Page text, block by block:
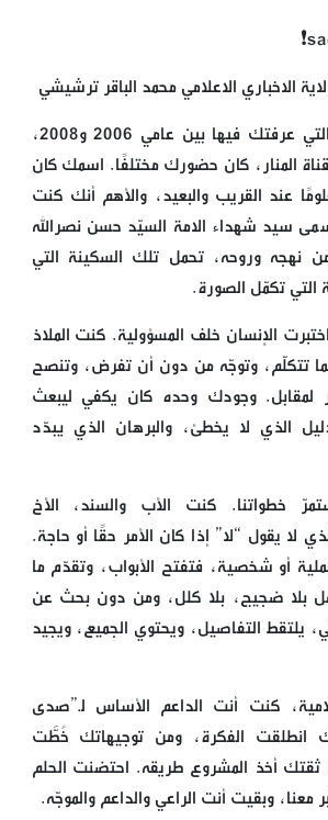
الاخباري الاعلامي محمد الباقر ترشيشي
منذ اللحظة الأولى التي عرفتك فيها بين عامي 2006 و2008،
المنار، كان حضورك مختلفًا. اسمك كان
عند القريب والبعيد، والأهم أنك كنت
سيد شهداء الامة السيّد حسن نصرالله
وروحه، تحمل تلك السكينة التي
التي تكمّل الصورة.
الإنسان خلف المسؤولية. كنت الملاذ
تتكلّم، وتوجّه من دون أن تفرض، وتنصح
لمقابل. وجودك وحده كان يكفي ليبعث
الذي لا يخطئ، والبرهان الذي يبدّد
خطواتنا. كنت الأب والسند، الأخ
لا يقول “لا” إذا كان الأمر حقًا أو حاجة.
أو شخصية، فتفتح الأبواب، وتقدّم ما
بلا ضجيج، بلا كلل، ومن دون بحث عن
يلتقط التفاصيل، ويحتوي الجميع، ويجيد
كنت أنت الداعم الأساس لـ”صدى
انطلقت الفكرة، ومن توجيهاتك خُطَّت
ثقتك أخذ المشروع طريقه. احتضنت الحلم
وبقيت أنت الراعي والداعم والموجّه.